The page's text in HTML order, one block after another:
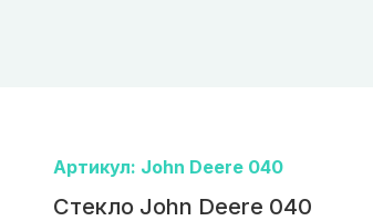
Артикул: John Deere 040
Стекло John Deere 040